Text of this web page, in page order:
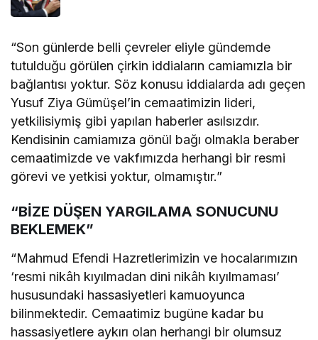
“Son günlerde belli çevreler eliyle gündemde
tutulduğu görülen çirkin iddiaların camiamızla bir
bağlantısı yoktur. Söz konusu iddialarda adı geçen
Yusuf Ziya Gümüşel’in cemaatimizin lideri,
yetkilisiymiş gibi yapılan haberler asılsızdır.
Kendisinin camiamıza gönül bağı olmakla beraber
cemaatimizde ve vakfımızda herhangi bir resmi
görevi ve yetkisi yoktur, olmamıştır.”
“BİZE DÜŞEN YARGILAMA SONUCUNU
BEKLEMEK”
“Mahmud Efendi Hazretlerimizin ve hocalarımızın
‘resmi nikâh kıyılmadan dini nikâh kıyılmaması’
hususundaki hassasiyetleri kamuoyunca
bilinmektedir. Cemaatimiz bugüne kadar bu
hassasiyetlere aykırı olan herhangi bir olumsuz